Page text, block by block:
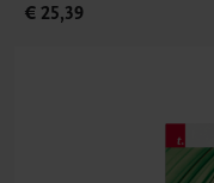
€ 25,39